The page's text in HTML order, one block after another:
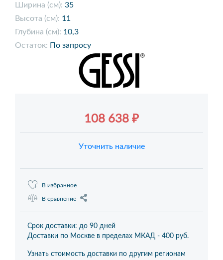
Ширина (см): 35
Высота (см): 11
Глубина (см): 10,3
Остаток: По запросу
108 638 ₽
Уточнить наличие
В избранное
В сравнение
Срок доставки: до 90 дней
Доставки по Москве в пределах МКАД - 400 руб.
Узнать стоимость доставки по другим регионам